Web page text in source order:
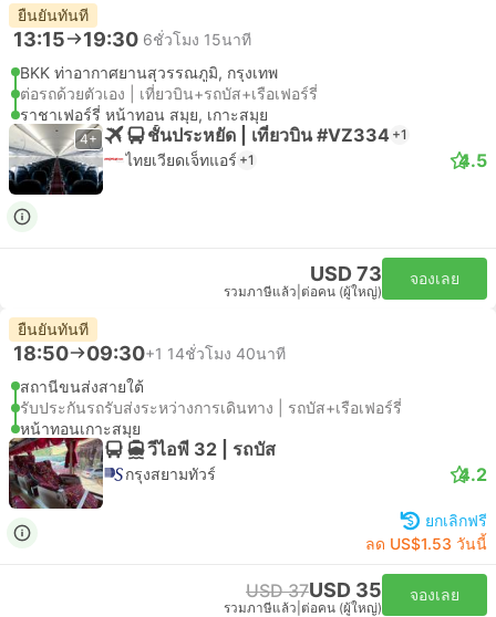
ยืนยันทันที
13:15 19:30 6ชั่วโมง 15นาที
BKK ท่าอากาศยานสุวรรณภูมิ, กรุงเทพ
ต่อรถด้วยตัวเอง | เที่ยวบิน+รถบัส+เรือเฟอร์รี่
ราชาเฟอร์รี่ หน้าทอน สมุย, เกาะสมุย
4+ ชั้นประหยัด | เที่ยวบิน #VZ334 +1
ไทยเวียดเจ็ทแอร์ +1 4.5
USD 73
รวมภาษีแล้ว ต่อคน (ผู้ใหญ่)
จองเลย
ยืนยันทันที
18:50 09:30+1 14ชั่วโมง 40นาที
สถานีขนส่งสายใต้
รับประกันรถรับส่งระหว่างการเดินทาง | รถบัส+เรือเฟอร์รี่
หน้าทอนเกาะสมุย
วีไอพี 32 | รถบัส
กรุงสยามทัวร์ 4.2
ยกเลิกฟรี
ลด US$1.53 วันนี้
USD 37USD 35
รวมภาษีแล้ว ต่อคน (ผู้ใหญ่)
จองเลย